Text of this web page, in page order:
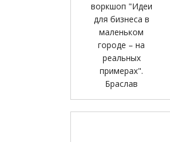
воркшоп "Идеи
для бизнеса в
маленьком
городе – на
реальных
примерах".
Браслав